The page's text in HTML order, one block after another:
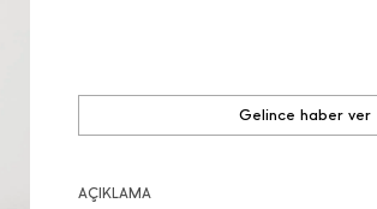
Gelince haber ver
AÇIKLAMA